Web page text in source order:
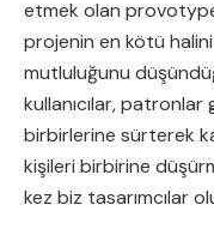
etmek olan provotype
projenin en kötü
mutluluğunu
kullanıcılar, patronlar
birbirlerine sürterek
kişileri birbirine
kez biz tasarımcılar